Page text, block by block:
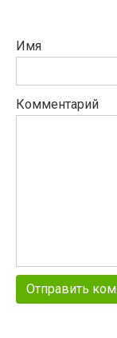
Имя
Комментарий